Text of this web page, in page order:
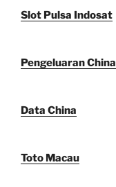
Slot Pulsa Indosat
Pengeluaran China
Data China
Toto Macau